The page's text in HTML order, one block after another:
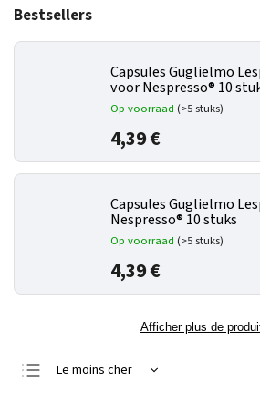
Bestsellers
Capsules Guglielmo
voor Nespresso® 10
Op voorraad (>5 stuks)
4,39 €
Capsules Guglielmo
Nespresso® 10 stuks
Op voorraad (>5 stuks)
4,39 €
Afficher plus de
Le moins cher